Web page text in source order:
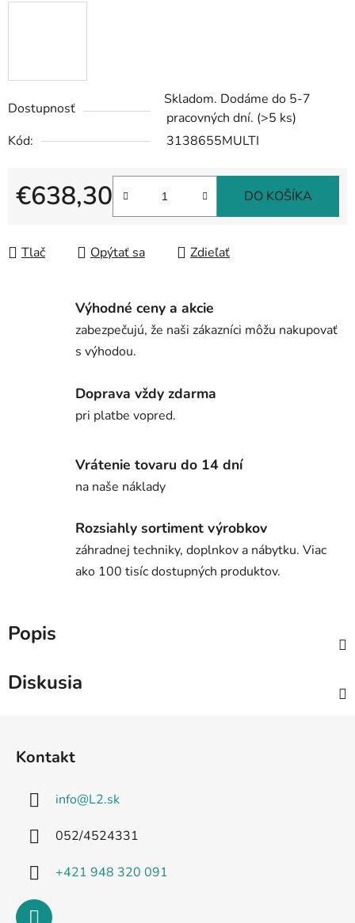
Dostupnosť
Skladom. Dodáme do 5-7
pracovných dní. (>5 ks)
Kód:
3138655MULTI
€638,30 DO KOŠÍKA
Tlač Opýtať sa Zdieľať
Výhodné ceny a akcie
zabezpečujú, že naši zákazníci môžu nakupovať
s výhodou.
Doprava vždy zdarma
pri platbe vopred.
Vrátenie tovaru do 14 dní
na naše náklady
Rozsiahly sortiment výrobkov
záhradnej techniky, doplnkov a nábytku. Viac
ako 100 tisíc dostupných produktov.
Popis
Diskusia
Kontakt
info@L2.sk
052/4524331
+421 948 320 091